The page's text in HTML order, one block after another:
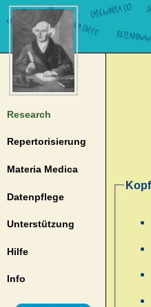
Research
Repertorisierung
Materia Medica
Datenpflege
Unterstützung
Hilfe
Info